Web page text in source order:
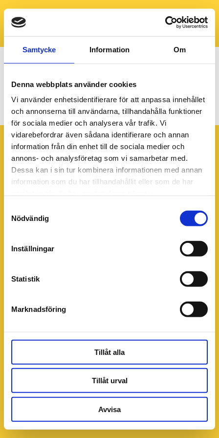
Samtycke Information Om
Denna webbplats använder cookies
Vi använder enhetsidentifierare för att anpassa innehållet
och annonserna till användarna, tillhandahålla funktioner
för sociala medier och analysera vår trafik. Vi
vidarebefordrar även sådana identifierare och annan
information från din enhet till de sociala medier och
annons- och analysföretag som vi samarbetar med.
Dessa kan i sin tur kombinera informationen med annan
information som du har tillhandahållit eller som de har
Nödvändig
Inställningar
Statistik
Marknadsföring
Tillåt alla
Tillåt urval
Avvisa
PB_web_v10-12_960x640px